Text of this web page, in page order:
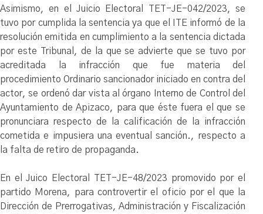
Asimismo, en el Juicio Electoral TET-JE-042/2023, se
tuvo por cumplida la sentencia ya que el ITE informó de la
resolución emitida en cumplimiento a la sentencia dictada
por este Tribunal, de la que se advierte que se tuvo por
acreditada la infracción que fue materia del
procedimiento Ordinario sancionador iniciado en contra del
actor, se ordenó dar vista al órgano Interno de Control del
Ayuntamiento de Apizaco, para que éste fuera el que se
pronunciara respecto de la calificación de la infracción
cometida e impusiera una eventual sanción., respecto a
la falta de retiro de propaganda.
En el Juico Electoral TET-JE-48/2023 promovido por el
partido Morena, para controvertir el oficio por el que la
Dirección de Prerrogativas, Administración y Fiscalización